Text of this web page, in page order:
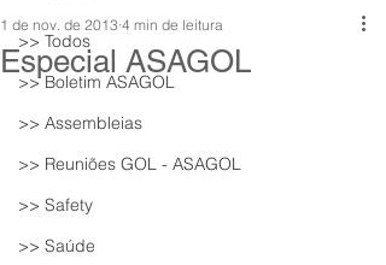
>> Todos
>> Boletim ASAGOL
>> Assembleias
>> Reuniões GOL - ASAGOL
>> Safety
>> Saúde
Especial ASAGOL
1 de nov. de 2013 4 min de leitura